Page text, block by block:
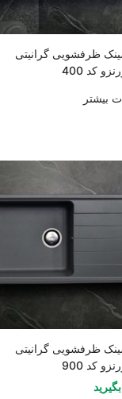
ظرفشویی گرانیتی
کد 400
بیشتر
ظرفشویی گرانیتی
کد 900